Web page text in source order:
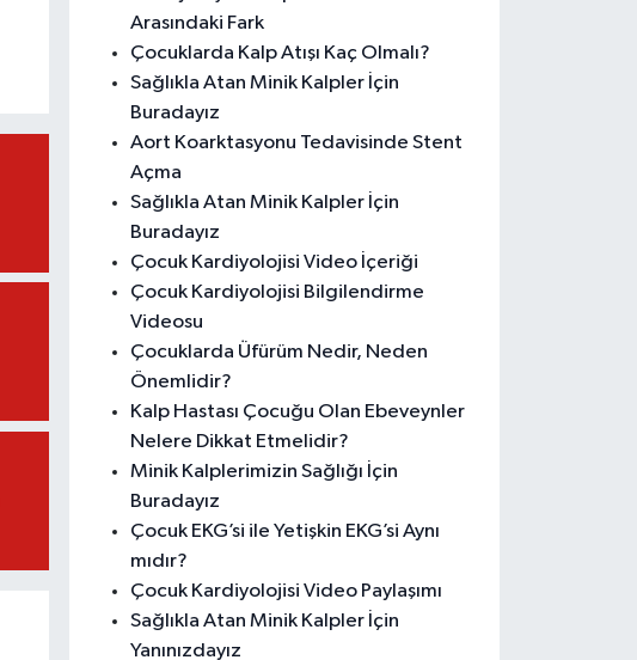
Arasındaki Fark
Çocuklarda Kalp Atışı Kaç Olmalı?
Sağlıkla Atan Minik Kalpler İçin
Buradayız
Aort Koarktasyonu Tedavisinde Stent
Açma
Sağlıkla Atan Minik Kalpler İçin
Buradayız
Çocuk Kardiyolojisi Video İçeriği
Çocuk Kardiyolojisi Bilgilendirme
Videosu
Çocuklarda Üfürüm Nedir, Neden
Önemlidir?
Kalp Hastası Çocuğu Olan Ebeveynler
Nelere Dikkat Etmelidir?
Minik Kalplerimizin Sağlığı İçin
Buradayız
Çocuk EKG’si ile Yetişkin EKG’si Aynı
mıdır?
Çocuk Kardiyolojisi Video Paylaşımı
Sağlıkla Atan Minik Kalpler İçin
Yanınızdayız